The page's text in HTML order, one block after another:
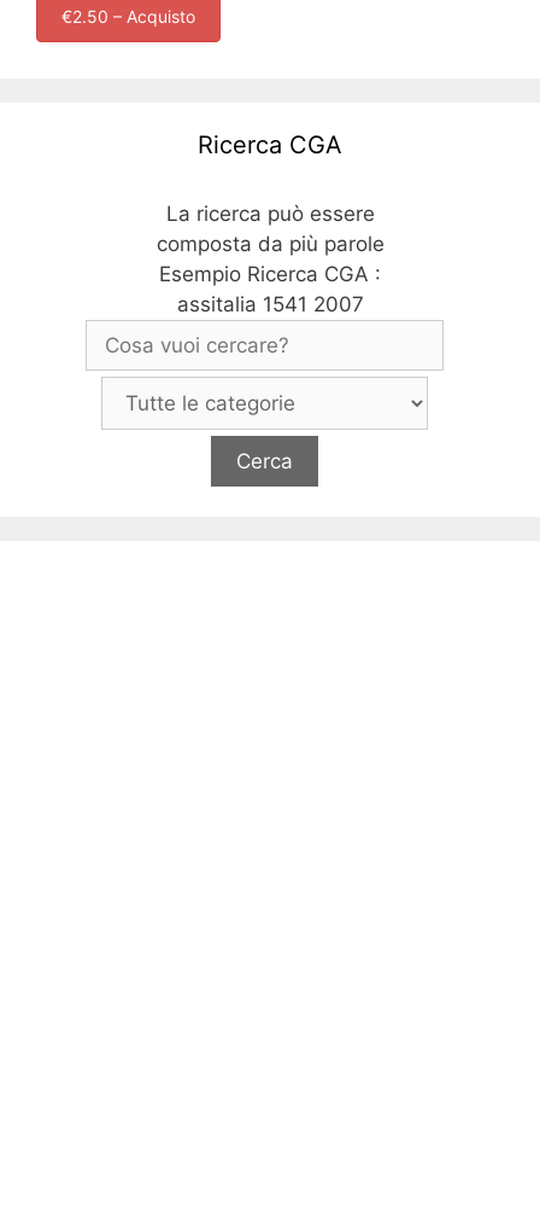
€2.50 – Acquisto
Ricerca CGA
La ricerca può essere
composta da più parole
Esempio Ricerca CGA :
assitalia 1541 2007